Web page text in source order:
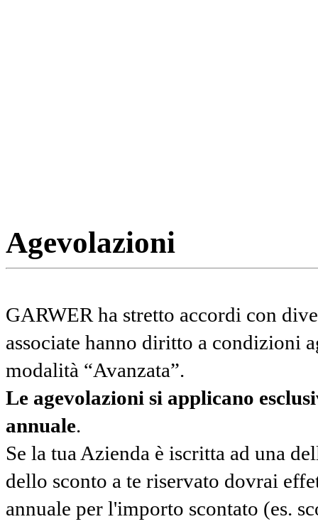
Agevolazioni
GARWER ha stretto accordi con
associate hanno diritto a condizioni
modalità “Avanzata”.
Le agevolazioni si applicano
annuale.
Se la tua Azienda è iscritta ad una
dello sconto a te riservato dovrai
annuale per l'importo scontato (es.